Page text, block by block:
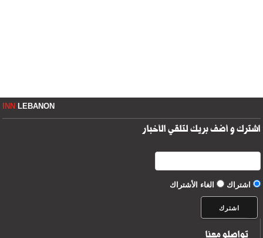
INNLEBANON
اشترك و أضف بريك لتلقي الأخبار
اشتراك الغاء الأشتراك